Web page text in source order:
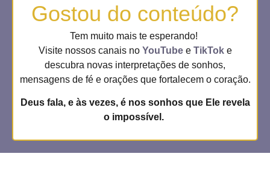
Gostou do conteúdo?
Tem muito mais te esperando!
Visite nossos canais no YouTube e TikTok e
descubra novas interpretações de sonhos,
mensagens de fé e orações que fortalecem o coração.
Deus fala, e às vezes, é nos sonhos que Ele revela
o impossível.